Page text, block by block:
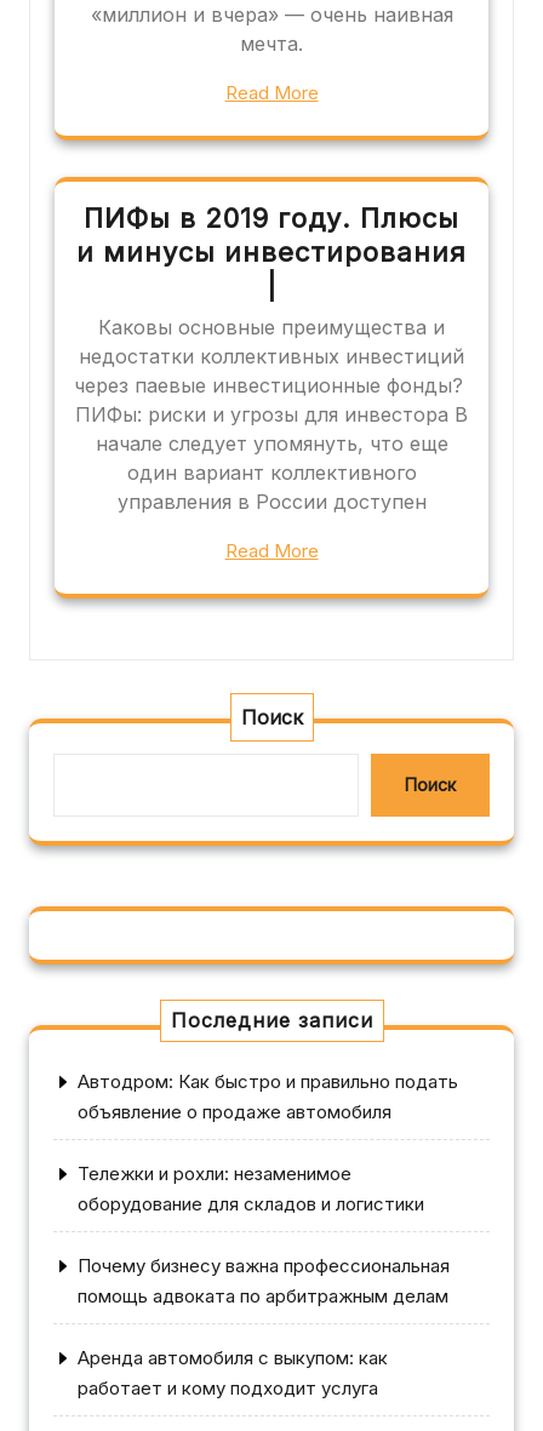
«миллион и вчера» — очень наивная
мечта.
Read More
ПИФы в 2019 году. Плюсы
и минусы инвестирования
Каковы основные преимущества и
недостатки коллективных инвестиций
через паевые инвестиционные фонды?
ПИФы: риски и угрозы для инвестора В
начале следует упомянуть, что еще
один вариант коллективного
управления в России доступен
Read More
Поиск
Поиск
Последние записи
Автодром: Как быстро и правильно подать
объявление о продаже автомобиля
Тележки и рохли: незаменимое
оборудование для складов и логистики
Почему бизнесу важна профессиональная
помощь адвоката по арбитражным делам
Аренда автомобиля с выкупом: как
работает и кому подходит услуга